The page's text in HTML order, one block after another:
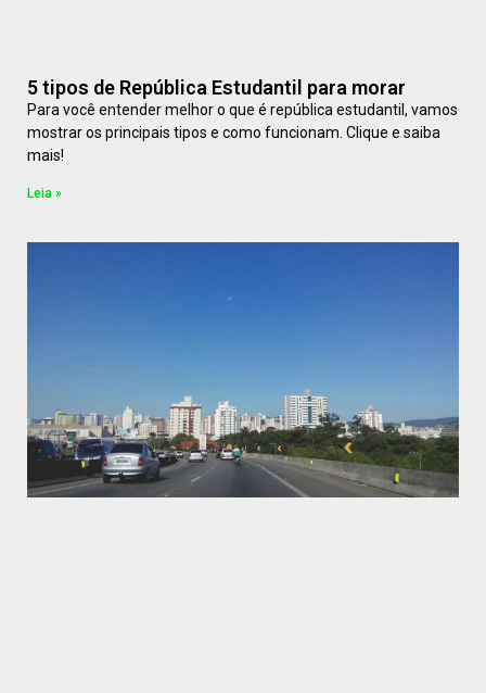
5 tipos de República Estudantil para morar
Para você entender melhor o que é república estudantil, vamos
mostrar os principais tipos e como funcionam. Clique e saiba
mais!
Leia »